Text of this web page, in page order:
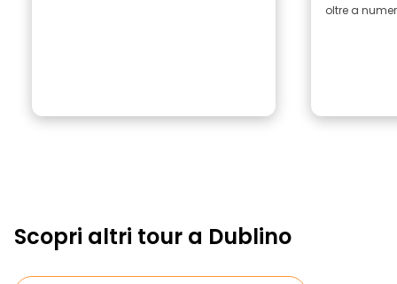
oltre a
Scopri altri tour a Dublino